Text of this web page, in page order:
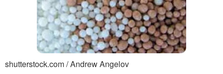
shutterstock.com / Andrew Angelov